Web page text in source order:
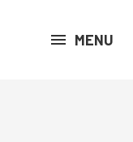
MENU